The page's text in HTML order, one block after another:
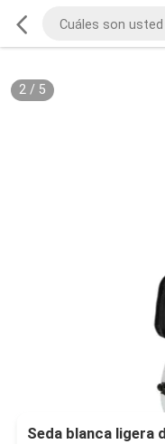
2/ 5
Seda blanca ligera